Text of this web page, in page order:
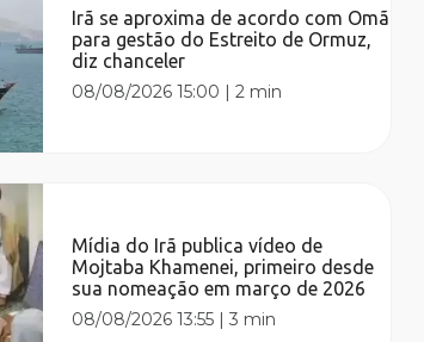
Irã se aproxima de acordo com Omã
para gestão do Estreito de Ormuz,
diz chanceler
08/08/2026 15:00 |2 min
Mídia do Irã publica vídeo de
Mojtaba Khamenei, primeiro desde
sua nomeação em março de 2026
08/08/2026 13:55 |3 min